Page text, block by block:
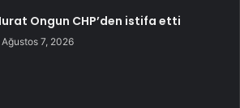
Ongun CHP’den istifa etti
Ağustos 7, 2026